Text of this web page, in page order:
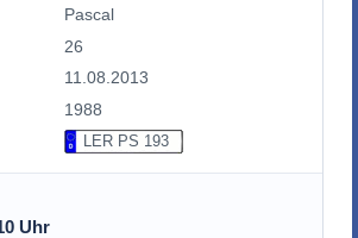
Pascal
26
11.08.2013
1988
LER PS 193
Uhr